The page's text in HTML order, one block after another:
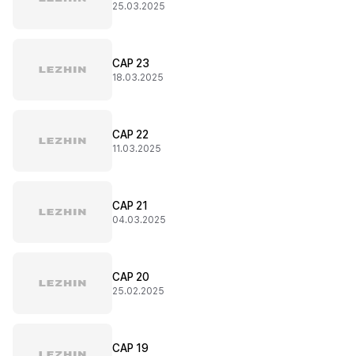
25.03.2025
CAP 23
18.03.2025
CAP 22
11.03.2025
CAP 21
04.03.2025
CAP 20
25.02.2025
CAP 19